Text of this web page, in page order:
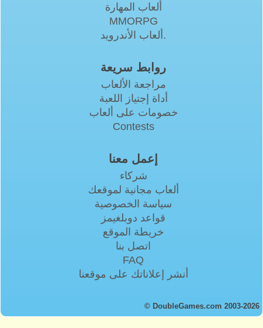
ألعاب المهارة
MMORPG
ألعاب الأندرويد.
روابط سريعة
مراجعة الألعاب
أداة إجتياز اللعبة
خصومات على ألعاب
Contests
إعمل معنا
شركاء
ألعاب مجانية لموقعك
سياسة الخصوصية
قواعد دوبلغيمز
خريطة الموقع
اتصل بنا
FAQ
أنشر إعلاناتك على موقعنا
© DoubleGames.com 2003-2026